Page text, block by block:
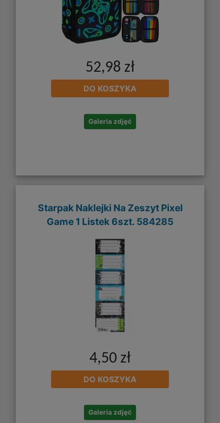
52,98 zł
DO KOSZYKA
Galeria zdjęć
Starpak Naklejki Na Zeszyt Pixel
Game 1 Listek 6szt. 584285
4,50 zł
DO KOSZYKA
Galeria zdjęć